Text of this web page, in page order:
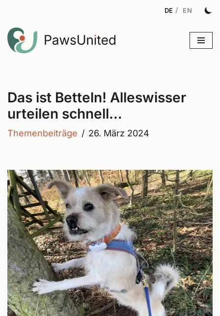
Zum
Inhalt
Das ist Betteln! Alleswisser
urteilen schnell…
Themenbeiträge 26. März 2024